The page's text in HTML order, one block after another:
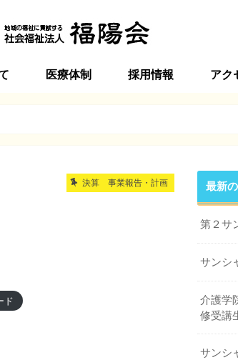
医療体制 採用情報 アク
決算 事業報告・計画
ド
最新
第２サ
サンシ
介護学
修受講
サンシ